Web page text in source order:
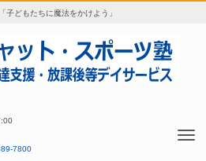
子どもたちに魔法をかけよう」
7800